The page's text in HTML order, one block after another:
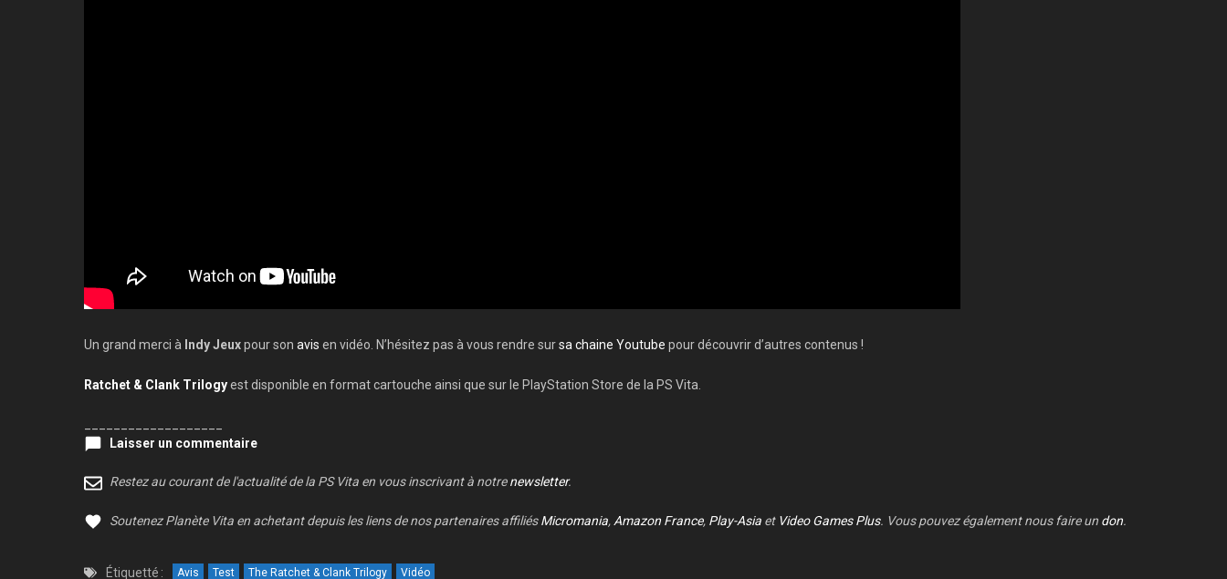
Un grand merci à Indy Jeuxpour son avis en vidéo. N’hésitez pas à vous rendre sursa chaine Youtube pour découvrir d’autres contenus !
Ratchet & Clank Trilogyest disponible en format cartouche ainsi que sur le PlayStation Store de la PS Vita.
Laisser un commentaire
Restez au courant de l'actualité de la PS Vita en vous inscrivant à notrenewsletter.
Soutenez Planète Vita en achetant depuis les liens de nos partenaires affiliésMicromania, Amazon France, Play-Asia et Video Games Plus. Vous pouvez également nous faire un don.
Étiquetté : Avis Test The Ratchet & Clank Trilogy Vidéo